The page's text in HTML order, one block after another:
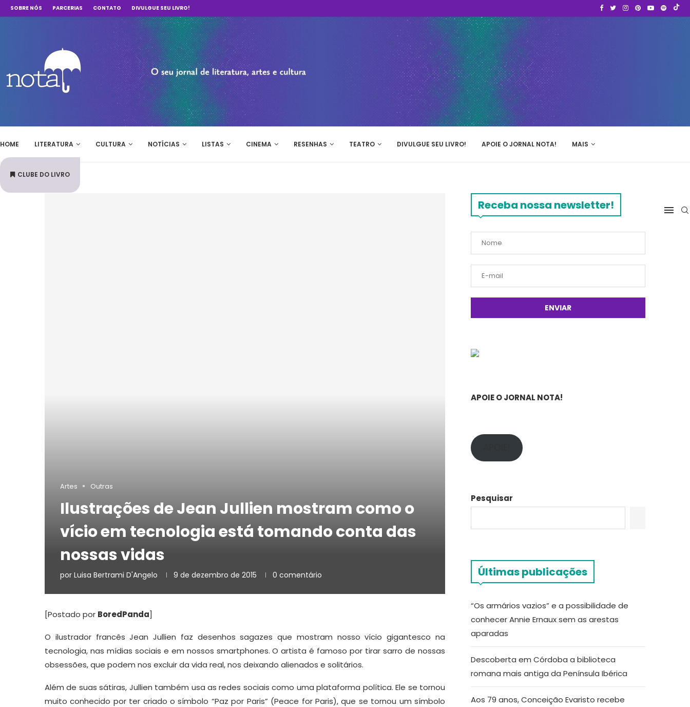
SOBRE NÓS PARCERIAS CONTATO DIVULGUE SEU LIVRO!
HOME LITERATURA CULTURA NOTÍCIAS LISTAS CINEMA RESENHAS TEATRO DIVULGUE SEU LIVRO! APOIE O JORNAL NOTA! MAIS
CLUBE DO LIVRO
Artes Outras
Ilustrações de Jean Jullien mostram como o
vício em tecnologia está tomando conta das
nossas vidas
por Luisa Bertrami D'Angelo 9 de dezembro de 2015 0 comentário
[Postado por BoredPanda]
O ilustrador francês Jean Jullien faz desenhos sagazes que mostram nosso vício gigantesco na
tecnologia, nas mídias sociais e em nossos smartphones. O artista é famoso por tirar sarro de nossas
obsessões, que podem nos excluir da vida real, nos deixando alienados e solitários.
Além de suas sátiras, Jullien também usa as redes sociais como uma plataforma política. Ele se tornou
muito conhecido por ter criado o símbolo “Paz por Paris” (Peace for Paris), que se tornou um símbolo
Receba nossa newsletter!
APOIE O JORNAL NOTA!
Pesquisar
Últimas publicações
“Os armários vazios” e a possibilidade de
conhecer Annie Ernaux sem as arestas
aparadas
Descoberta em Córdoba a biblioteca
romana mais antiga da Península Ibérica
Aos 79 anos, Conceição Evaristo recebe